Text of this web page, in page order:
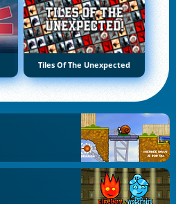
Tiles Of The Unexpected